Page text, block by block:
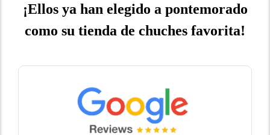
¡Ellos ya han elegido a pontemorado
como su tienda de chuches favorita!